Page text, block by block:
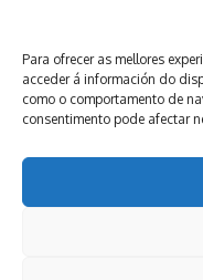
Para ofrecer as mellores
acceder á información do
como o comportamento de
consentimento pode afectar